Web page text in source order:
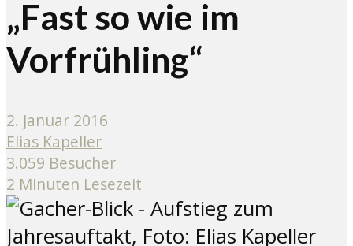
„Fast so wie im
Vorfrühling“
2. Januar 2016
Elias Kapeller
3.059 Besucher
2 Minuten Lesezeit